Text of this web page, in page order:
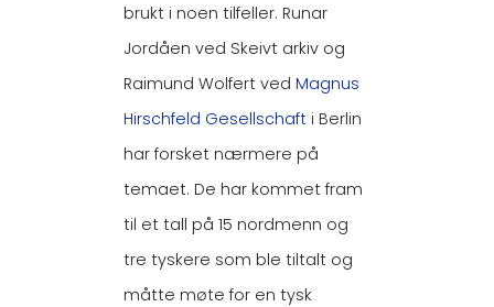
brukt i noen tilfeller. Runar
Jordåen ved Skeivt arkiv og
Raimund Wolfert ved Magnus
Hirschfeld Gesellschaft i Berlin
har forsket nærmere på
temaet. De har kommet fram
til et tall på 15 nordmenn og
tre tyskere som ble tiltalt og
måtte møte for en tysk